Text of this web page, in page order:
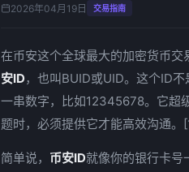
2026年04月19日 交易指南
在币安这个全球最大的加密货币交
安ID，也叫BUID或UID。这个ID
一串数字，比如12345678。它超
题时，必须提供它才能高效沟通。
简单说， 币安ID就像你的银行卡号